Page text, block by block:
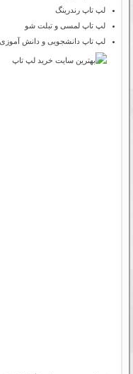
لپ تاپ رندرینگ
لپ تاپ لمسی و تبلت شو
لپ تاپ دانشجویی و دانش آموزی